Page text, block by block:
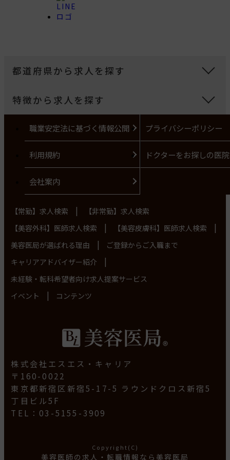
都道府県から求人を探す
特徴から求人を探す
職業安定法に基づく情報公開 プライバシーポリシー
利用規約 ドクターをお探しの医
会社案内
【常勤】求人検索 |
【非常勤】求人検索
【美容外科】医師求人検索
| 【美容皮膚科】医師求人検索 |
美容医局が選ばれる理由 |
ご登録からご入職まで
キャリアアドバイザー紹介
|
未経験・転科希望者向け求人提案サービス
イベント
| コンテンツ
株式会社エスエス・キャリア
〒160-0022
東京都新宿区新宿5-17-5 ラウンドクロス新宿5
丁目ビル5F
TEL：03-5155-3909
Copyright(C)
美容医師の求人・転職情報なら美容医局